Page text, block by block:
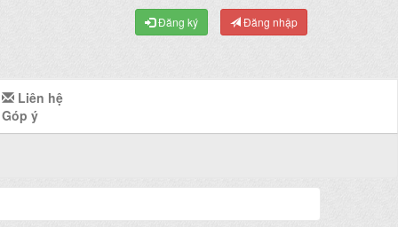
Đăng ký Đăng nhập
Liên hệ
Góp ý